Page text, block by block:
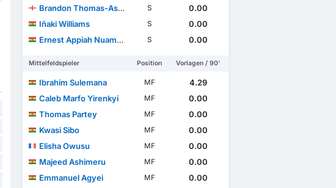
Brandon Thomas-Asante
S
0.00
Iñaki Williams
S
0.00
Ernest Appiah Nuamah
S 0.00
Mittelfeldspieler Position Vorlagen / 90'
Ibrahim Sulemana MF
4.29
Caleb Marfo Yirenkyi
MF
0.00
Thomas Partey
MF
0.00
Kwasi Sibo
MF
0.00
Elisha Owusu
MF
0.00
Majeed Ashimeru
MF
0.00
Emmanuel Agyei
MF
0.00